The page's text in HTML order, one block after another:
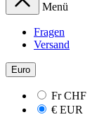
Menü
Fragen
Versand
Euro
FrCHF
€ EUR